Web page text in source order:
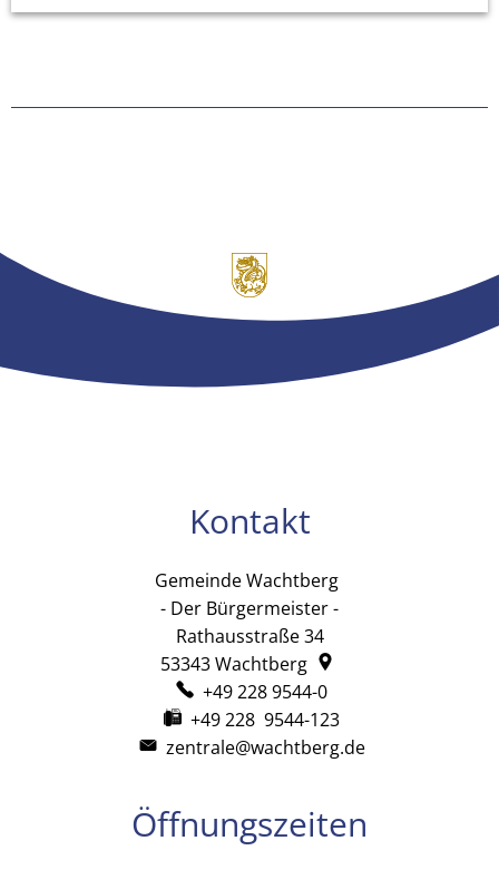
Kontakt
Gemeinde Wachtberg
- Der Bürgermeister -
Rathausstraße 34
53343Wachtberg
+49 228 9544-0
+49 228 9544-123
zentrale@wachtberg.de
Öffnungszeiten